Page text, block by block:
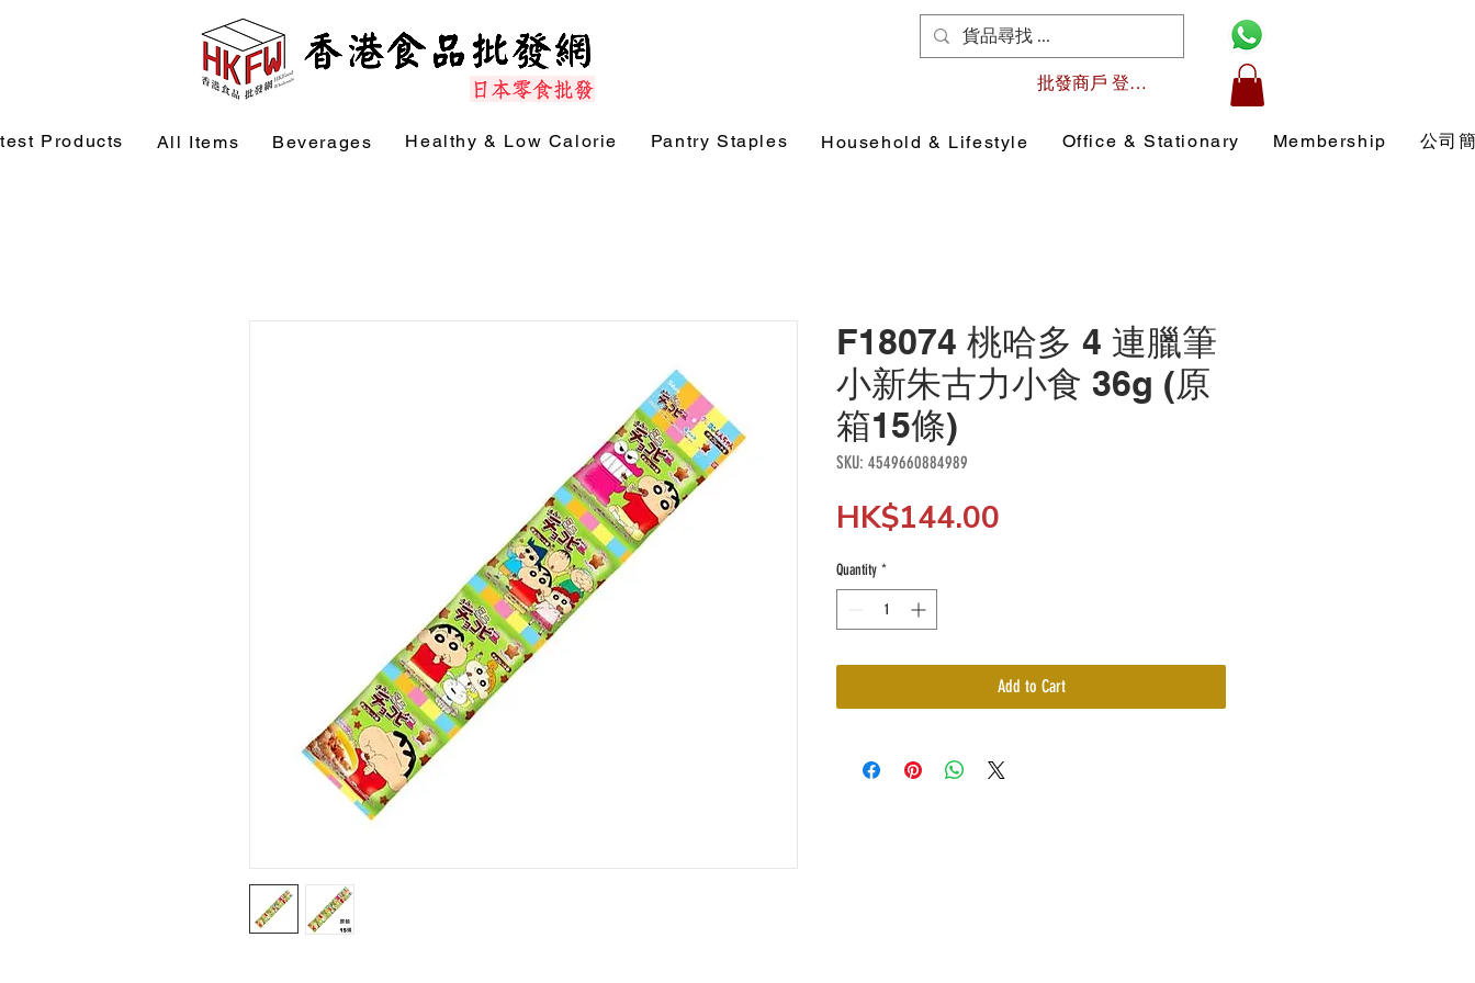
批發商戶 登入/註冊
Products All Items Beverages Healthy & Low Calorie Pantry Staples Household & Lifestyle Office & Stationary Membership 公司
F18074 桃哈多 4 連臘筆
小新朱古力小食 36g (原
箱15條)
SKU: 4549660884989
HK$144.00
Quantity *
Add to Cart